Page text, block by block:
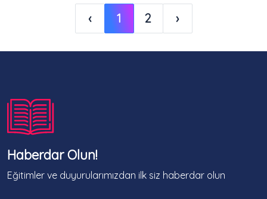
‹ 1 2 ›
Haberdar Olun!
Eğitimler ve duyurularımızdan ilk siz haberdar olun